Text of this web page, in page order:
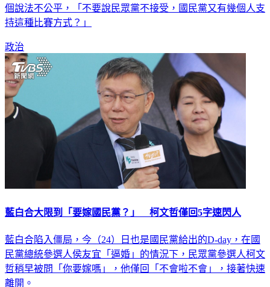
個說法不公平，「不要說民眾黨不接受，國民黨又有幾個人支
持這種比賽方式？」
政治
藍白合大限到「要嫁國民黨？」 柯文哲僅回5字速閃人
藍白合陷入僵局，今（24）日也是國民黨給出的D-day，在國
民黨總統參選人侯友宜「逼婚」的情況下，民眾黨參選人柯文
哲稍早被問「你要嫁嗎」，他僅回「不會啦不會」，接著快速
離開。